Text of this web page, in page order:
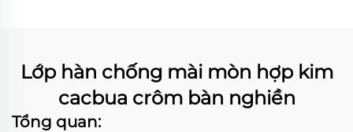
Lớp hàn chống mài mòn hợp kim
cacbua crôm bàn nghiền
Tổng quan: